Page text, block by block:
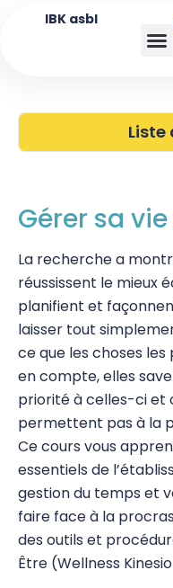
IBK asbl
Liste
Portes Ouvertes
Découverte
Kinésiologie
Touch For Health
Wellness
Stress
Stress Release
Stress Release
Stress Release
Gérer sa
La recherche a
réussissent le mieux
planifient et
laisser tout
ce que les choses
en compte, elles
priorité à celles-ci et
permettent pas à la
Ce cours vous
essentiels de
gestion du temps et
faire face à la
des outils et
Être (Wellness